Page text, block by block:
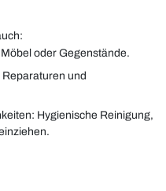
oder Gegenstände.
und
Hygienische Reinigung,